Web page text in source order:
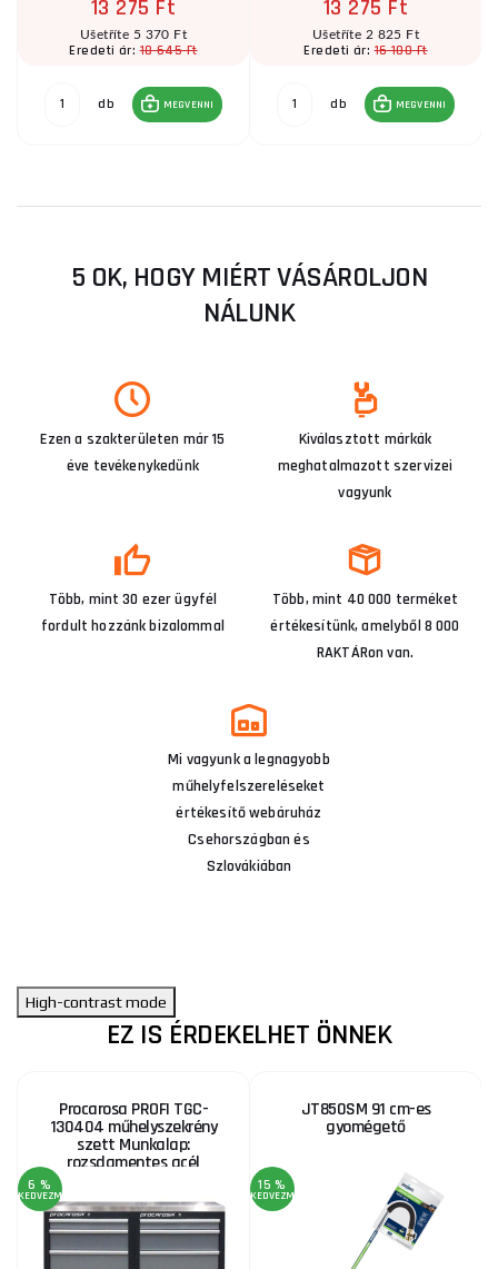
13 275 Ft
Ušetříte 5 370 Ft
Eredeti ár:18 645 Ft
db MEGVENNI
13 275 Ft
Ušetříte 2 825 Ft
Eredeti ár:16 100 Ft
db MEGVENNI
5 OK, HOGY MIÉRT VÁSÁROLJON
NÁLUNK
Ezen a szakterületen már 15
éve tevékenykedünk
Kiválasztott márkák
meghatalmazott szervizei
vagyunk
Több, mint 30 ezer ügyfél
fordult hozzánk bizalommal
Több, mint 40 000 terméket
értékesítünk, amelyből 8 000
RAKTÁRon van.
Mi vagyunk a legnagyobb
műhelyfelszereléseket
értékesítő webáruház
Csehországban és
Szlovákiában
High-contrast mode
EZ IS ÉRDEKELHET ÖNNEK
Procarosa PROFI TGC-
130404 műhelyszekrény
szett Munkalap:
rozsdamentes acél
6 %
KEDVEZMÉNY
JT850SM 91 cm-es
gyomégető
15 %
KEDVEZMÉNY